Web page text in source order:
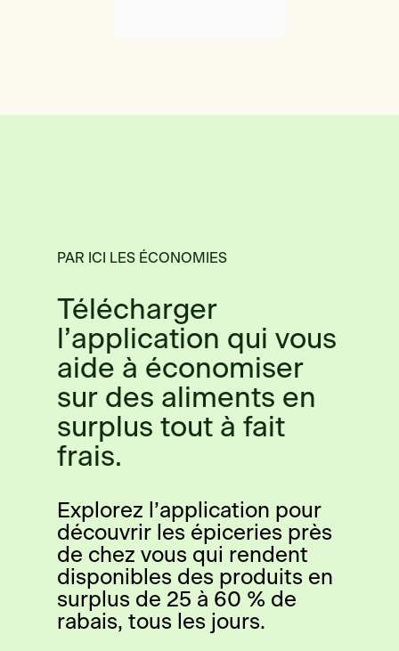
PAR ICI LES ÉCONOMIES
Télécharger
l’application qui vous
aide à économiser
sur des aliments en
surplus tout à fait
frais.
Explorez l’application pour
découvrir les épiceries près
de chez vous qui rendent
disponibles des produits en
surplus de 25 à 60 % de
rabais, tous les jours.